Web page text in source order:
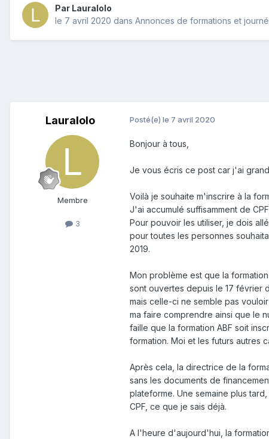
Par Lauralolo
le 7 avril 2020 dans Annonces de formations et
Lauralolo
Membre
3
Posté(e) le 7 avril 2020
Bonjour à tous,
Je vous écris ce post car j'ai
Voilà je souhaite m'inscrire à la
J'ai accumulé suffisamment de
Pour pouvoir les utiliser, je dois
pour toutes les personnes
2019.
Mon problème est que la
sont ouvertes depuis le 17 février
mais celle-ci ne semble pas
ma faire comprendre ainsi que le
faille que la formation ABF soit
formation. Moi et les futurs autres
Après cela, la directrice de la
sans les documents de
plateforme. Une semaine plus
CPF, ce que je sais déjà.
A l'heure d'aujourd'hui, la